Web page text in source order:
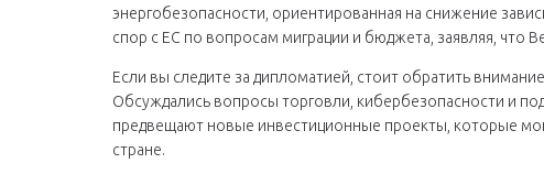
энергобезопасности, ориентированная на снижение
спор с ЕС по вопросам миграции и бюджета, заявляя, что
Если вы следите за дипломатией, стоит обратить
Обсуждались вопросы торговли, кибербезопасности и
предвещают новые инвестиционные проекты, которые
стране.